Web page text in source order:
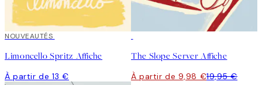
NOUVEAUTÉS
Limoncello Spritz Affiche
À partir de 13 €
The Slope Server Affiche
À partir de 9,98 €19,95 €